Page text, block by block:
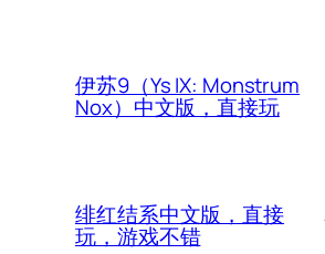
伊苏9（Ys IX: Monstrum
Nox）中文版，直接玩
绯红结系中文版，直接
玩，游戏不错